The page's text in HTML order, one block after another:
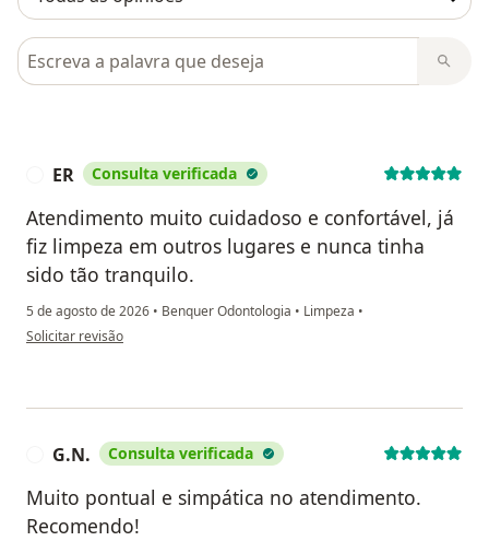
Pesquisar em opiniões
ER Consulta verificada
Atendimento muito cuidadoso e confortável, já
fiz limpeza em outros lugares e nunca tinha
sido tão tranquilo.
5 de agosto de 2026 • Benquer Odontologia • Limpeza •
na opinião do utilizador ER
Solicitar revisão
G.N. Consulta verificada
Muito pontual e simpática no atendimento.
Recomendo!